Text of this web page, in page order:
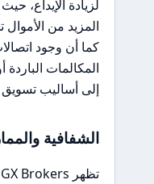
لزيادة الإيداع،
المزيد من
كما أن وجود
المكالمات الباردة
إلى أساليب تسويق
الشفافية